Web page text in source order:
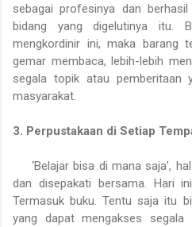
sebagai profesinya dan
bidang yang digelutinya itu.
mengkordinir ini, maka barang
gemar membaca, lebih-lebih
segala topik atau pemberitaan
masyarakat.
3. Perpustakaan di Setiap
‘Belajar bisa di mana saja’,
dan disepakati bersama. Hari
Termasuk buku. Tentu saja itu
yang dapat mengakses segala